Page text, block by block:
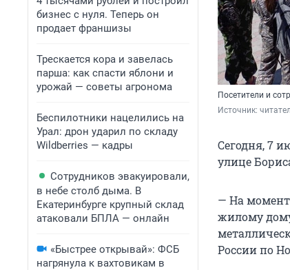
бизнес с нуля. Теперь он
продает франшизы
Трескается кора и завелась
парша: как спасти яблони и
урожай — советы агронома
Беспилотники нацелились на
Урал: дрон ударил по складу
Wildberries — кадры
Сотрудников эвакуировали,
в небе столб дыма. В
Екатеринбурге крупный склад
атаковали БПЛА — онлайн
«Быстрее открывай»: ФСБ
нагрянула к вахтовикам в
Посетители и
Источник:
Сегодня, 7
улице
— На
жилому
России по